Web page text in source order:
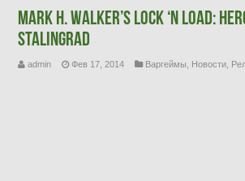
Mark H. Walker’s Lock ‘n Load:
Stalingrad
admin Фев 17, 2014 Варгеймы Новости